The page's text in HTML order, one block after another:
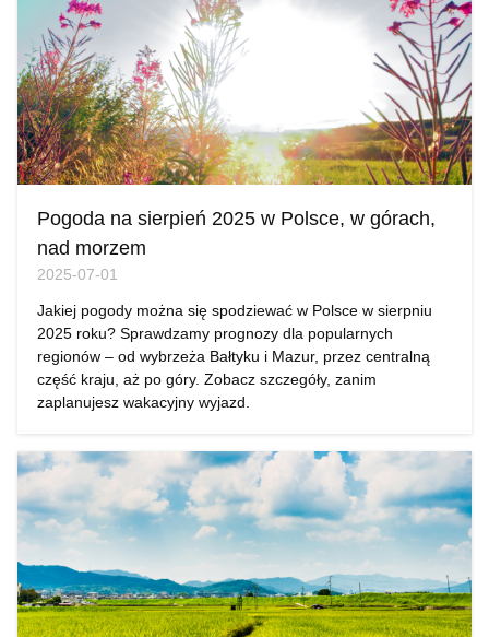
Pogoda na sierpień 2025 w Polsce, w górach,
nad morzem
2025-07-01
Jakiej pogody można się spodziewać w Polsce w sierpniu
2025 roku? Sprawdzamy prognozy dla popularnych
regionów – od wybrzeża Bałtyku i Mazur, przez centralną
część kraju, aż po góry. Zobacz szczegóły, zanim
zaplanujesz wakacyjny wyjazd.